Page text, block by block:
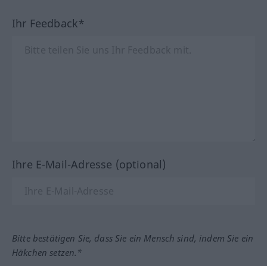
Ihr Feedback*
Ihre E-Mail-Adresse (optional)
Bitte bestätigen Sie, dass Sie ein Mensch sind, indem Sie ein
Häkchen setzen.*